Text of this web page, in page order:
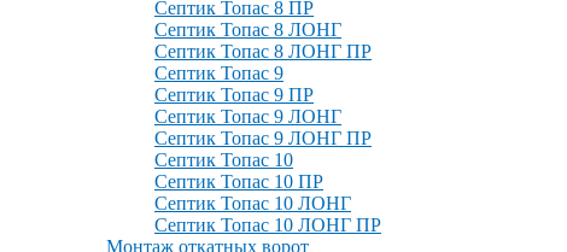
Септик Топас 8 ПР
Септик Топас 8 ЛОНГ
Септик Топас 8 ЛОНГ ПР
Септик Топас 9
Септик Топас 9 ПР
Септик Топас 9 ЛОНГ
Септик Топас 9 ЛОНГ ПР
Септик Топас 10
Септик Топас 10 ПР
Септик Топас 10 ЛОНГ
Септик Топас 10 ЛОНГ ПР
Монтаж откатных ворот